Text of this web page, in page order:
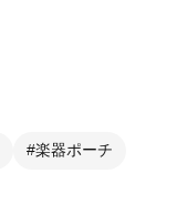
#楽器ポーチ